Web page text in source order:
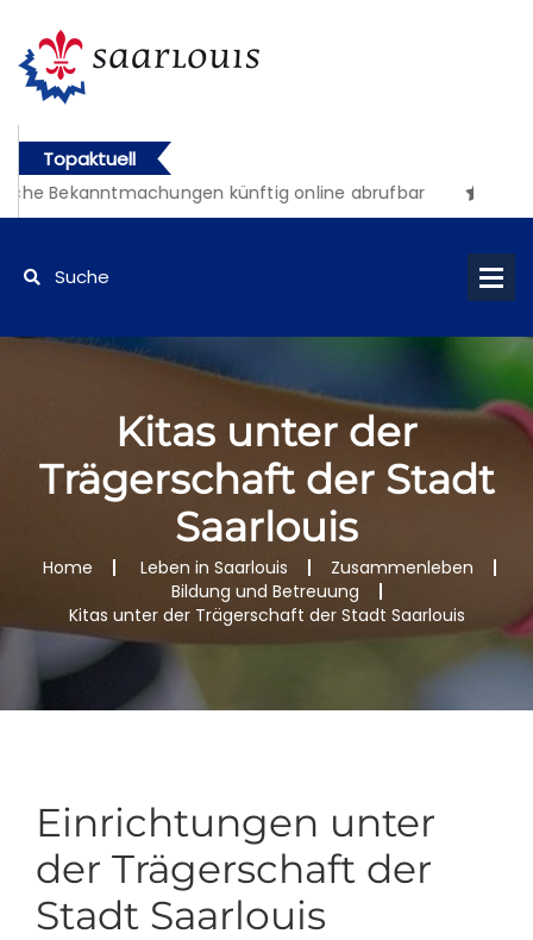
Topaktuell
Bekanntmachungen künftig online abrufbar
Kitas unter der
Trägerschaft der Stadt
Saarlouis
Home Leben in Saarlouis
Zusammenleben
Bildung und Betreuung
Kitas unter der Trägerschaft der Stadt Saarlouis
Einrichtungen unter
der Trägerschaft der
Stadt Saarlouis